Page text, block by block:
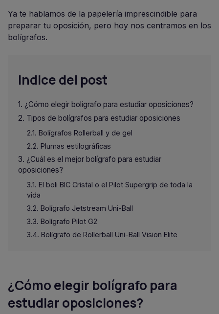
Ya te hablamos de la papelería imprescindible para
preparar tu oposición, pero hoy nos centramos en los
bolígrafos.
Indice del post
¿Cómo elegir bolígrafo para estudiar oposiciones?
Tipos de bolígrafos para estudiar oposiciones
Bolígrafos Rollerball y de gel
Plumas estilográficas
¿Cuál es el mejor bolígrafo para estudiar
oposiciones?
El boli BIC Cristal o el Pilot Supergrip de toda la
vida
Bolígrafo Jetstream Uni-Ball
Bolígrafo Pilot G2
Bolígrafo de Rollerball Uni-Ball Vision Elite
¿Cómo elegir bolígrafo para
estudiar oposiciones?